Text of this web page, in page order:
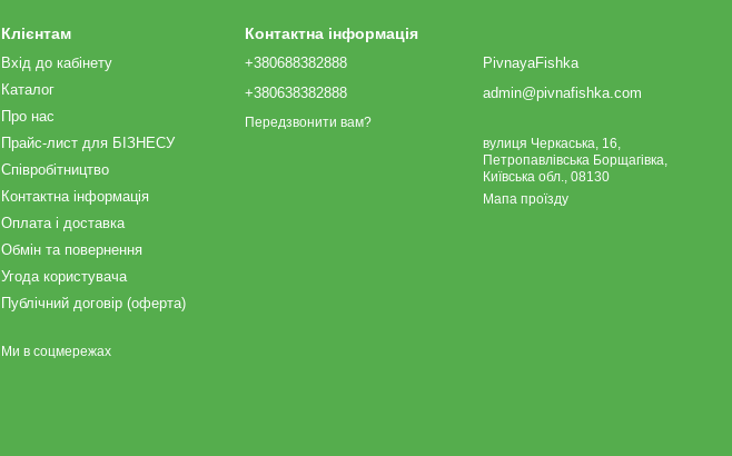
Клієнтам
Вхід до кабінету
Каталог
Про нас
Прайс-лист для БІЗНЕСУ
Співробітництво
Контактна інформація
Оплата і доставка
Обмін та повернення
Угода користувача
Публічний договір (оферта)
Ми в соцмережах
Контактна інформація
+380688382888
+380638382888
Передзвонити вам?
PivnayaFishka
admin@pivnafishka.com
вулиця Черкаська, 16,
Петропавлівська Борщагівка,
Київська обл., 08130
Мапа проїзду